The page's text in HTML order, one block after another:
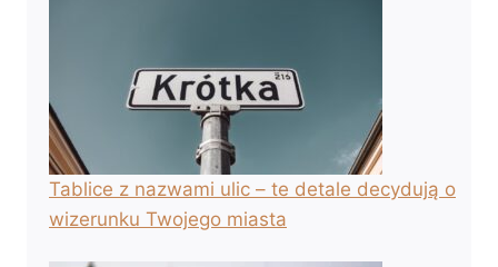
Tablice z nazwami ulic – te detale decydują o
wizerunku Twojego miasta